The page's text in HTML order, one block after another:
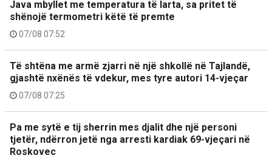
Java mbyllet me temperatura të larta, sa pritet të
shënojë termometri këtë të premte
07/08 07:52
Të shtëna me armë zjarri në një shkollë në Tajlandë,
gjashtë nxënës të vdekur, mes tyre autori 14-vjeçar
07/08 07:25
Pa me sytë e tij sherrin mes djalit dhe një personi
tjetër, ndërron jetë nga arresti kardiak 69-vjeçari në
Roskovec